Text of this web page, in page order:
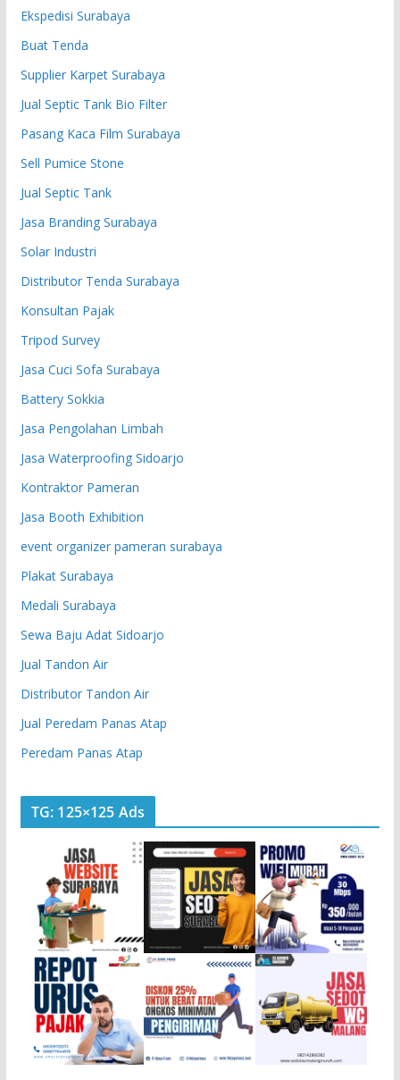
Ekspedisi Surabaya
Buat Tenda
Supplier Karpet Surabaya
Jual Septic Tank Bio Filter
Pasang Kaca Film Surabaya
Sell Pumice Stone
Jual Septic Tank
Jasa Branding Surabaya
Solar Industri
Distributor Tenda Surabaya
Konsultan Pajak
Tripod Survey
Jasa Cuci Sofa Surabaya
Battery Sokkia
Jasa Pengolahan Limbah
Jasa Waterproofing Sidoarjo
Kontraktor Pameran
Jasa Booth Exhibition
event organizer pameran surabaya
Plakat Surabaya
Medali Surabaya
Sewa Baju Adat Sidoarjo
Jual Tandon Air
Distributor Tandon Air
Jual Peredam Panas Atap
Peredam Panas Atap
TG: 125×125 Ads